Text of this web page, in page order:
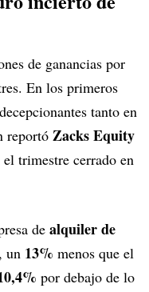
de ganancias por
En los primeros
tanto en
reportó Zacks Equity
trimestre cerrado en
de alquiler de
, un 13% menos que el
por debajo de lo